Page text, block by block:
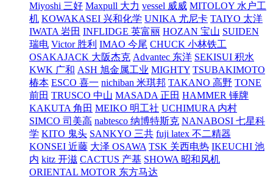
Miyoshi 三好 Maxpull 大力 vessel 威威 MITOLOY 水户工
机 KOWAKASEI 兴和化学 UNIKA 尤尼卡 TAIYO 太洋
IWATA 岩田 INFLIDGE 英富丽 HOZAN 宝山 SUIDEN
瑞电 Victor 胜利 IMAO 今尾 CHUCK 小林铁工
OSAKAJACK 大阪杰克 Advantec 东洋 SEKISUI 积水
KWK 广和 ASH 旭金属工业 MIGHTY TSUBAKIMOTO
椿本 ESCO 喜一 nichiban 米琪邦 TAKANO 高野 TONE
前田 TRUSCO 中山 MASADA 正田 HAMMER 锤牌
KAKUTA 角田 MEIKO 明工社 UCHIMURA 内村
SIMCO 司美高 nabtesco 纳博特斯克 NANABOSI 七星科
学 KITO 鬼头 SANKYO 三共 fuji latex 不二精器
KONSEI 近藤 大泽 OSAWA TSK 关西电热 IKEUCHI 池
内 kitz 开滋 CACTUS 产基 SHOWA 昭和风机
ORIENTAL MOTOR 东方马达